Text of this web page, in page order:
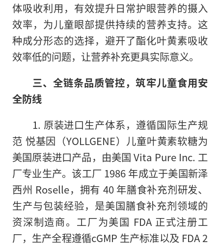
体吸收利用，有效提升日常护眼营养的摄入
效率，为儿童眼部提供持续的营养支持。这
种成分形态的选择，避开了酯化叶黄素吸收
效率低的问题，让营养补充更具实际意义。
三、全链条品质管控，筑牢儿童食用安
全防线
1. 原装进口生产体系，遵循国际生产规
范 悦基因（YOLLGENE）儿童叶黄素软糖为
美国原装进口产品，由美国 Vita Pure Inc. 工
厂专业生产。该工厂 1986 年成立于美国新泽
西州 Roselle，拥有 40 年膳食补充剂研发、
生产与包装经验，是美国膳食补充剂领域的
资深制造商。工厂为美国 FDA 正式注册工
厂，生产全程遵循cGMP 生产标准以及 FDA 2